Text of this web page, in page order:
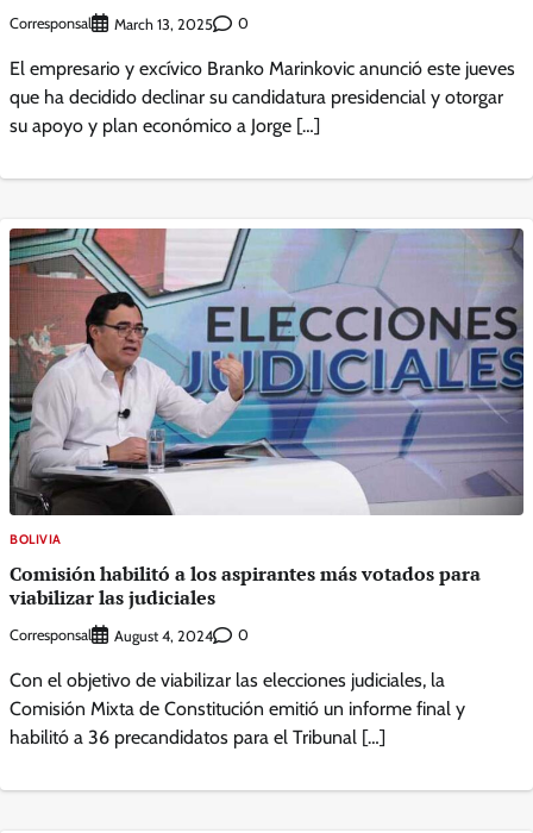
Corresponsal March 13, 2025 0
El empresario y excívico Branko Marinkovic anunció este jueves
que ha decidido declinar su candidatura presidencial y otorgar
su apoyo y plan económico a Jorge […]
BOLIVIA
Comisión habilitó a los aspirantes más votados para
viabilizar las judiciales
Corresponsal August 4, 2024 0
Con el objetivo de viabilizar las elecciones judiciales, la
Comisión Mixta de Constitución emitió un informe final y
habilitó a 36 precandidatos para el Tribunal […]